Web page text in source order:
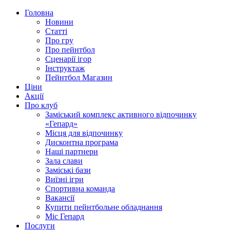
Головна
Новини
Статті
Про гру
Про пейнтбол
Сценарії ігор
Інструктаж
Пейнтбол Магазин
Ціни
Акції
Про клуб
Заміський комплекс активного відпочинку
«Гепард»
Місця для відпочинку
Дисконтна програма
Наші партнери
Зала слави
Заміські бази
Виїзні ігри
Спортивна команда
Вакансії
Купити пейнтбольне обладнання
Міс Гепард
Послуги